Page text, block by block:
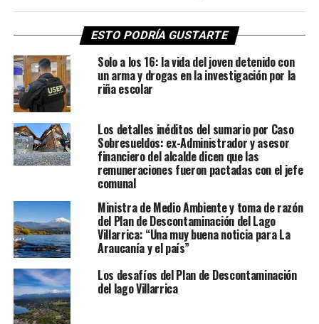
ESTO PODRÍA GUSTARTE
Solo a los 16: la vida del joven detenido con
un arma y drogas en la investigación por la
riña escolar
Los detalles inéditos del sumario por Caso
Sobresueldos: ex-Administrador y asesor
financiero del alcalde dicen que las
remuneraciones fueron pactadas con el jefe
comunal
Ministra de Medio Ambiente y toma de razón
del Plan de Descontaminación del Lago
Villarrica: “Una muy buena noticia para La
Araucanía y el país”
Los desafíos del Plan de Descontaminación
del lago Villarrica